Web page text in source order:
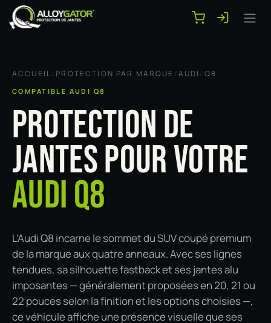
Se rendre au contenu
ACCUEIL/ PROTECTION PAR MARQUE /AUDI / Q8
COMPATIBLE AUDI Q8
PROTECTION DE
JANTES POUR VOTRE
AUDI Q8
L'Audi Q8 incarne le sommet du SUV coupé premium
de la marque aux quatre anneaux. Avec ses lignes
tendues, sa silhouette fastback et ses jantes alu
imposantes — généralement proposées en 20, 21 ou
22 pouces selon la finition et les options choisies —,
ce véhicule affiche une présence visuelle que ses